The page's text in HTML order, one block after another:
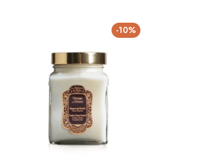
-10%